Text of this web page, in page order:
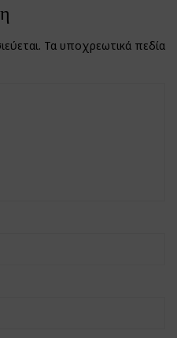
Τα υποχρεωτικά πεδία